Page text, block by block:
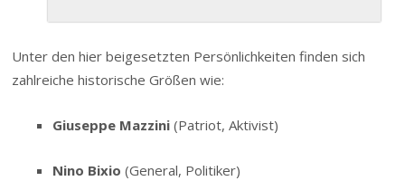
Unter den hier beigesetzten Persönlichkeiten finden sich
zahlreiche historische Größen wie:
Giuseppe Mazzini (Patriot, Aktivist)
Nino Bixio (General, Politiker)